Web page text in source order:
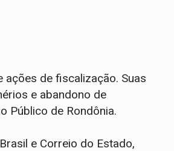
de fiscalização. Suas
e abandono de
Público de Rondônia.
e Correio do Estado,